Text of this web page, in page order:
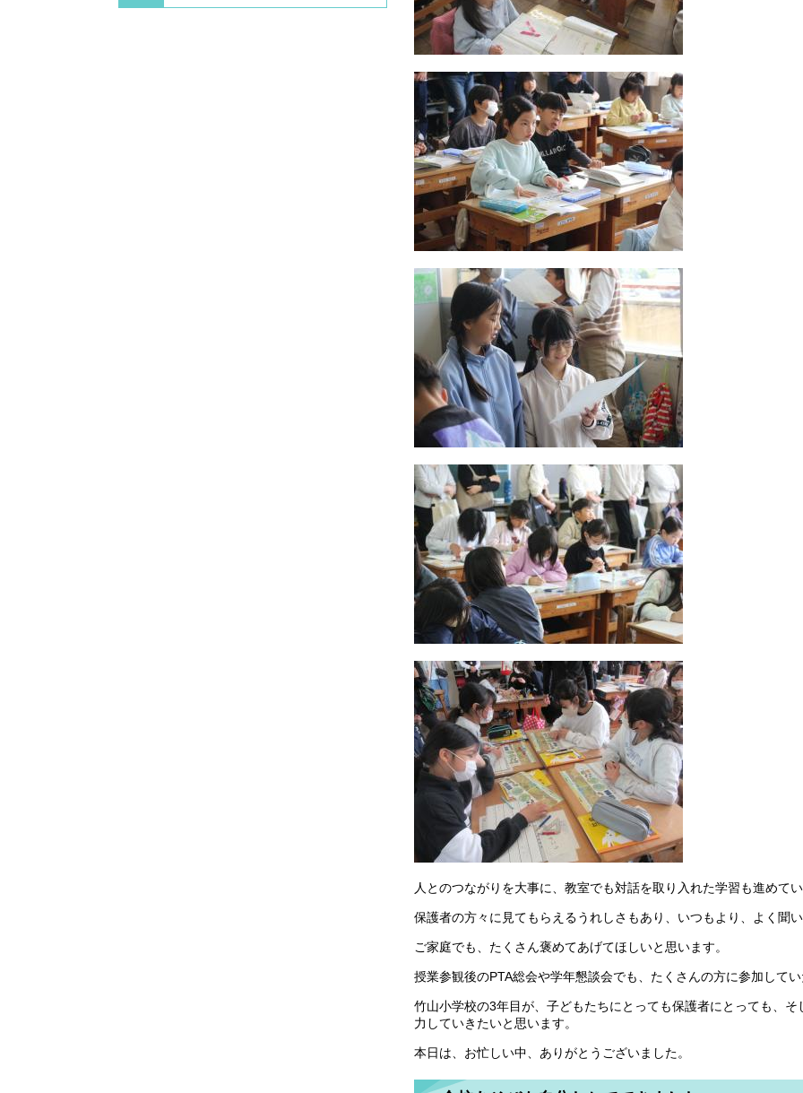
人とのつながりを大事に、教室でも対話を取り入れた学習も進めて
保護者の方々に見てもらえるうれしさもあり、いつもより、よく聞
ご家庭でも、たくさん褒めてあげてほしいと思います。
授業参観後のPTA総会や学年懇談会でも、たくさんの方に参加して
竹山小学校の3年目が、子どもたちにとっても保護者にとっても、
力していきたいと思います。
本日は、お忙しい中、ありがとうございました。